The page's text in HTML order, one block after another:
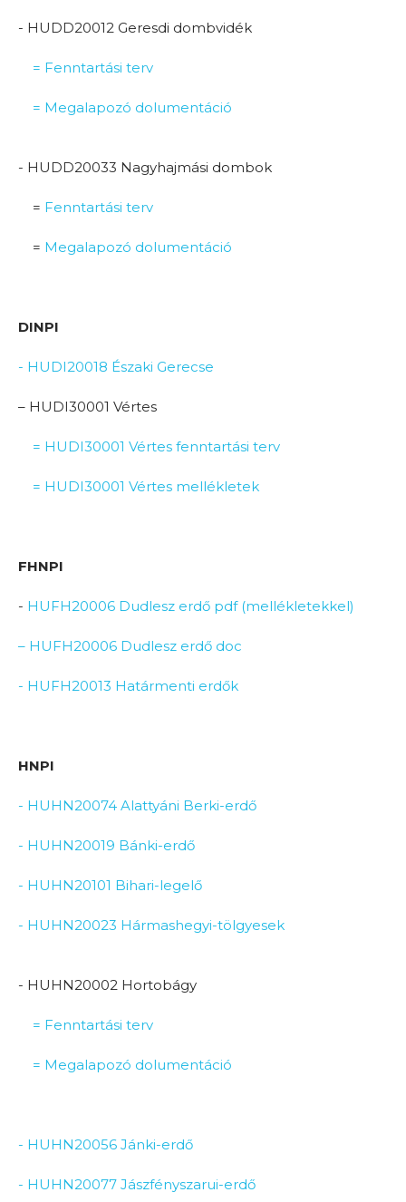
- HUDD20012 Geresdi dombvidék
= Fenntartási terv
= Megalapozó dolumentáció
- HUDD20033 Nagyhajmási dombok
= Fenntartási terv
= Megalapozó dolumentáció
DINPI
- HUDI20018 Északi Gerecse
– HUDI30001 Vértes
= HUDI30001 Vértes fenntartási terv
= HUDI30001 Vértes mellékletek
FHNPI
- HUFH20006 Dudlesz erdő pdf (mellékletekkel)
– HUFH20006 Dudlesz erdő doc
- HUFH20013 Határmenti erdők
HNPI
- HUHN20074 Alattyáni Berki-erdő
- HUHN20019 Bánki-erdő
- HUHN20101 Bihari-legelő
- HUHN20023 Hármashegyi-tölgyesek
- HUHN20002 Hortobágy
= Fenntartási terv
= Megalapozó dolumentáció
- HUHN20056 Jánki-erdő
- HUHN20077 Jászfényszarui-erdő